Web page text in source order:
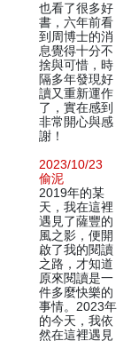
也看了很多好
書，六年前看
到周博士的消
息覺得十分不
捨與可惜，時
隔多年發現好
讀又重新運作
了，實在感到
非常開心與感
謝！
2023/10/23
偷泥
2019年的某
天，我在這裡
遇見了薩豐的
風之影，便開
啟了我的閱讀
之路，才知道
原來閱讀是一
件多麼快樂的
事情。2023年
的今天，我依
然在這裡遇見